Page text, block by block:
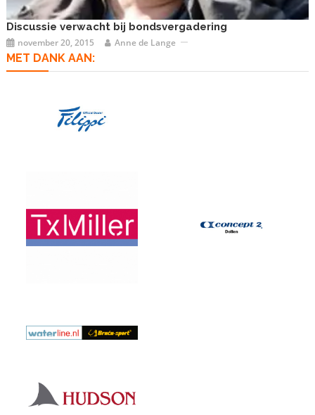
Discussie verwacht bij bondsvergadering
november 20, 2015 Anne de Lange
MET DANK AAN: